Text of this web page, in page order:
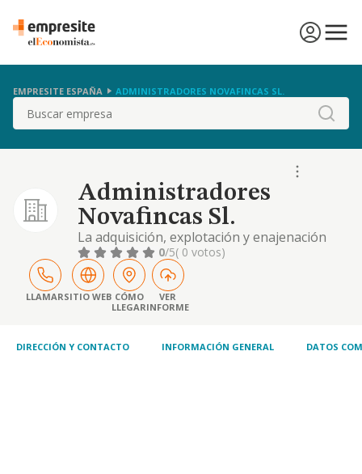
EMPRESITE ESPAÑA ADMINISTRADORES NOVAFINCAS SL.
Buscar
Administradores
Novafincas Sl.
La adquisición, explotación y enajenación
por cualquier titulo de fincas rústicas o
urbanas
0/5( 0 votos)
LLAMARSITIO WEB CÓMO
LLEGAR
VER
INFORME
DIRECCIÓN Y CONTACTO INFORMACIÓN GENERAL DATOS